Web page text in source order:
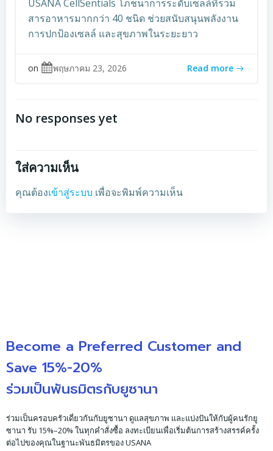
USANA CellSentials โภชนาการระดับเซลล์ที่รวม
สารอาหารมากกว่า 40 ชนิด ช่วยสนับสนุนพลังงาน
การปกป้องเซลล์ และสุขภาพในระยะยาว
on พฤษภาคม 23, 2026 Read more
No responses yet
ใส่ความเห็น
คุณต้องเข้าสู่ระบบ เพื่อจะพิมพ์ความเห็น
Become a Preferred Customer and
Save 15%-20%
ร่วมเป็นพันธมิตรกับยูซานา
ร่วมเป็นครอบครัวเดี่ยวกันกับยูซานา ดูแลสุขภาพ และแบ่งปันให้กับผู้คนรักยู
ซานา รับ 15%–20% ในทุกคำสั่งซื้อ ลงทะเบียนเพื่อเริ่มต้นการสร้างสรรค์ครั้ง
ต่อไปของคุณในฐานะพันธมิตรของ USANA